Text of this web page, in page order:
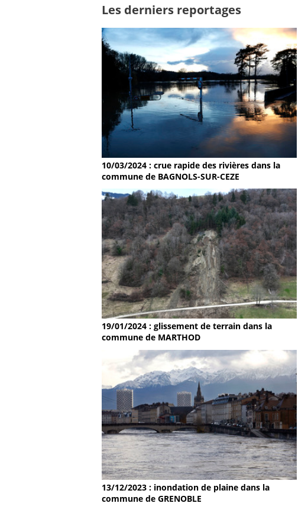
Les derniers reportages
10/03/2024 : crue rapide des rivières dans la
commune de BAGNOLS-SUR-CEZE
19/01/2024 : glissement de terrain dans la
commune de MARTHOD
13/12/2023 : inondation de plaine dans la
commune de GRENOBLE